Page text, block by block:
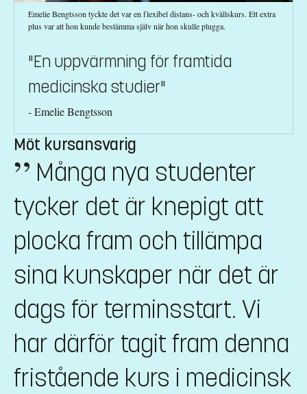
Emelie Bengtsson tyckte det var en flexibel distans- och kvällskurs. Ett extra
plus var att hon kunde bestämma själv när hon skulle plugga.
"En uppvärmning för framtida
medicinska studier"
- Emelie Bengtsson
Möt kursansvarig
Många nya studenter
tycker det är knepigt att
plocka fram och tillämpa
sina kunskaper när det är
dags för terminsstart. Vi
har därför tagit fram denna
fristående kurs i medicinsk